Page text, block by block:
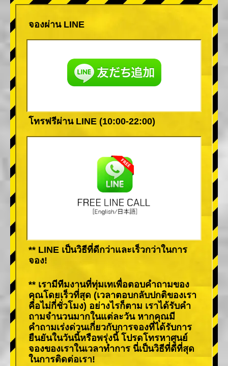
จองผ่าน LINE
โทรฟรีผ่าน LINE (10:00-22:00)
** LINE เป็นวิธีที่ดีกว่าและเร็วกว่าในการ
จอง!
** เรามีทีมงานที่ทุ่มเทเพื่อตอบคำถามของ
คุณโดยเร็วที่สุด (เวลาตอบกลับปกติของเรา
คือไม่กี่ชั่วโมง) อย่างไรก็ตาม เราได้รับคำ
ถามจำนวนมากในแต่ละวัน หากคุณมี
คำถามเร่งด่วนเกี่ยวกับการจองที่ได้รับการ
ยืนยันในวันนี้หรือพรุ่งนี้ โปรดโทรหาศูนย์
จองของเราในเวลาทำการ นี่เป็นวิธีที่ดีที่สุด
ในการติดต่อเรา!